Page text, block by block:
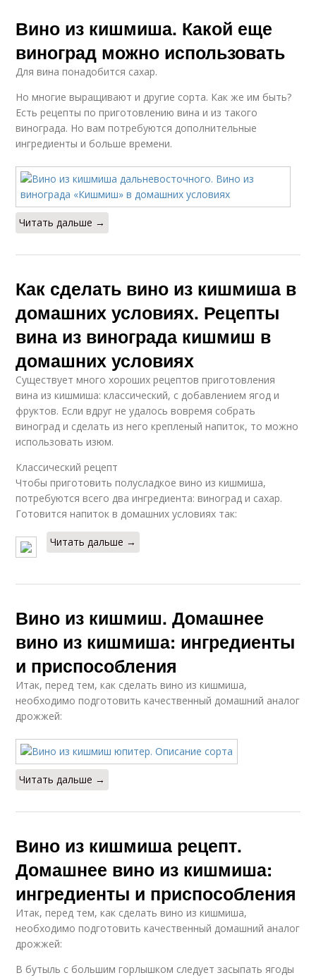
условиях
кишмиша
Сухое вино Запрещенное вино
Вино из кишмиша. Какой еще
виноград можно использовать
Для вина понадобится сахар.
Но многие выращивают и другие сорта. Как же им быть?
Есть рецепты по приготовлению вина и из такого
винограда. Но вам потребуются дополнительные
ингредиенты и больше времени.
Читать дальше →
Как сделать вино из кишмиша в
домашних условиях. Рецепты
вина из винограда кишмиш в
домашних условиях
Существует много хороших рецептов приготовления
вина из кишмиша: классический, с добавлением ягод и
фруктов. Если вдруг не удалось вовремя собрать
виноград и сделать из него крепленый напиток, то можно
использовать изюм.
Классический рецепт
Чтобы приготовить полусладкое вино из кишмиша,
потребуются всего два ингредиента: виноград и сахар.
Готовится напиток в домашних условиях так:
Читать дальше →
Вино из кишмиш. Домашнее
вино из кишмиша: ингредиенты
и приспособления
Итак, перед тем, как сделать вино из кишмиша,
необходимо подготовить качественный домашний аналог
дрожжей:
Читать дальше →
Вино из кишмиша рецепт.
Домашнее вино из кишмиша:
ингредиенты и приспособления
Итак, перед тем, как сделать вино из кишмиша,
необходимо подготовить качественный домашний аналог
дрожжей:
В бутыль с большим горлышком следует засыпать ягоды